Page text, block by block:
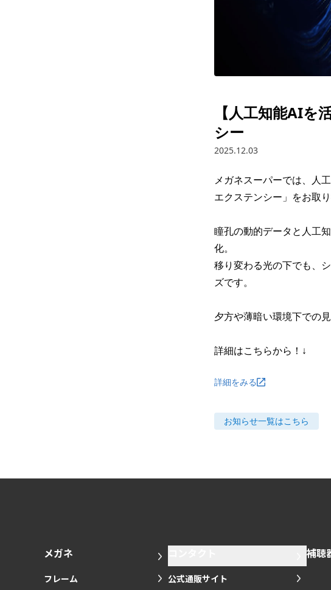
【人工知能AI
シー
2025.12.03
メガネスーパーでは、人
エクステンシー」をお取
瞳孔の動的データと人工
化。
移り変わる光の下でも、
ズです。
夕方や薄暗い環境下での
詳細はこちらから！↓
詳細をみる
お知らせ一覧はこちら
メガネ
フレーム
公式通販サイト
補聴